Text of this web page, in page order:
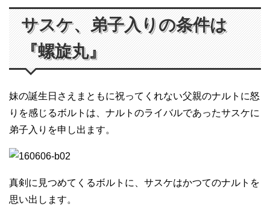
サスケ、弟子入りの条件は
『螺旋丸』
妹の誕生日さえまともに祝ってくれない父親のナルトに怒
りを感じるボルトは、ナルトのライバルであったサスケに
弟子入りを申し出ます。
真剣に見つめてくるボルトに、サスケはかつてのナルトを
思い出します。